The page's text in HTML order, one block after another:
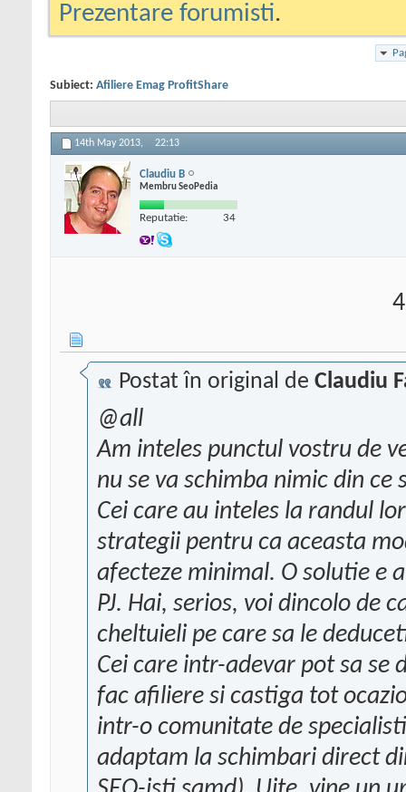
Prezentare forumisti.
Subiect: Afiliere Emag ProfitShare
14th May 2013, 22:13
Claudiu B
Membru SeoPedia
Reputatie: 34
Postat în original de Claudiu
@all
Am inteles punctul vostru de
nu se va schimba nimic din ce
Cei care au inteles la randul
strategii pentru ca aceasta
afecteze minimal. O solutie e
PJ. Hai, serios, voi dincolo de
cheltuieli pe care sa le
Cei care intr-adevar pot sa se
fac afiliere si castiga tot
intr-o comunitate de
adaptam la schimbari direct